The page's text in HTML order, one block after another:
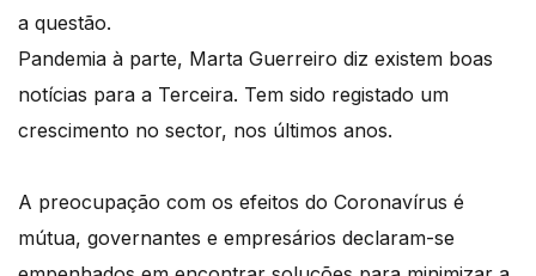
a questão.
Pandemia à parte, Marta Guerreiro diz existem boas
notícias para a Terceira. Tem sido registado um
crescimento no sector, nos últimos anos.
A preocupação com os efeitos do Coronavírus é
mútua, governantes e empresários declaram-se